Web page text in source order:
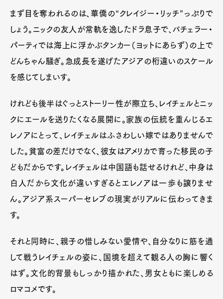
まず目を奪われるのは、華僑の“クレイジー・リッチ”っぷりで
しょう。ニックの友人が常軌を逸したドラ息子で、バチェラー・
パーティでは海上に浮かぶタンカー（ヨットにあらず）の上で
どんちゃん騒ぎ。急成長を遂げたアジアの桁違いのスケール
を感じてしまいす。
けれども後半はぐっとストーリー性が際立ち、レイチェルとニッ
クにエールを送りたくなる展開に。家族の伝統を重んじるエ
レノアにとって、レイチェルはふさわしい嫁ではありませんで
した。貧富の差だけでなく、彼女はアメリカで育った移民の子
どもだからです。レイチェルは中国語も話せるけれど、中身は
白人だから文化が違いすぎるとエレノアは一歩も譲りませ
ん。アジア系スーパーセレブの現実がリアルに伝わってきま
す。
それと同時に、親子の惜しみない愛情や、自分なりに筋を通
して戦うレイチェルの姿に、国境を超えて観る人の胸に響く
はず。文化的背景もしっかり描かれた、男女ともに楽しめる
ロマコメです。